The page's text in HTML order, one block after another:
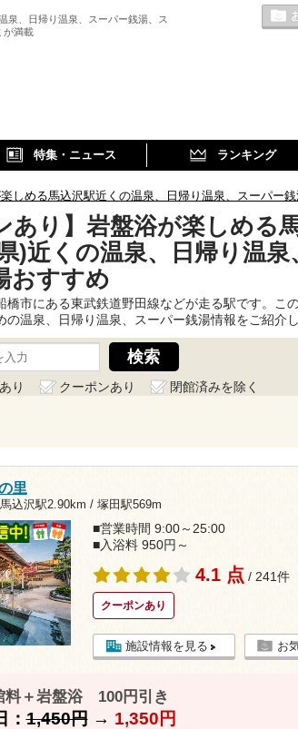
泉、日帰り温泉、スーパー銭湯、ス
が満載
特集・ニュース ランキング
しめる馬込沢駅近くの温泉、日帰り温泉、スーパー
あり】岩盤浴が楽しめる
)近くの温泉、日帰り温泉
おすすめ
橋市にある東武鉄道野田線などが走る駅です。こ
の温泉、日帰り温泉、スーパー銭湯情報をご紹介し
り クーポンあり
閉館済みを除く
里
馬込沢駅2.90km / 塚田駅569m
■営業時間 9:00～25:00
■入浴料 950円～
4.1 点 / 241件
クーポンあり
施設情報を見る お
料＋岩盤浴 100円引き
：1,450円→ 1,350円